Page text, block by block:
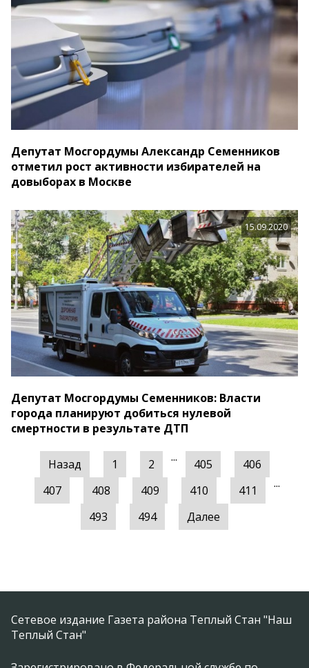
Депутат Мосгордумы Александр Семенников
отметил рост активности избирателей на
довыборах в Москве
15.09.2020
Депутат Мосгордумы Семенников: Власти
города планируют добиться нулевой
смертности в результате ДТП
Назад 1 2 ... 405
406
407
408 409 410 411 ...
493 494 Далее
Сетевое издание Газета района Теплый Стан "Наш
Теплый Стан"